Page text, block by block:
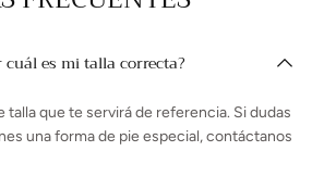
cuál es mi talla correcta?
talla que te servirá de referencia. Si dudas
una forma de pie especial, contáctanos